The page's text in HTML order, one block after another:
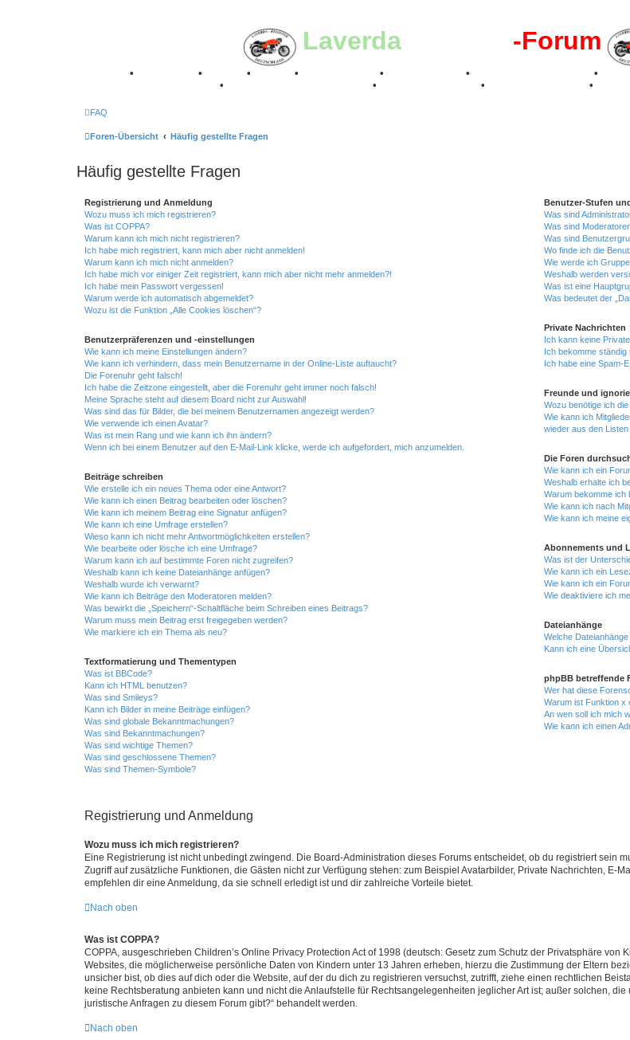
Laverda -Forum
• • • • • • •
• • • •
FAQ
Foren-Übersicht Häufig gestellte Fragen
Häufig gestellte Fragen
Registrierung und Anmeldung
Wozu muss ich mich registrieren?
Was ist COPPA?
Warum kann ich mich nicht registrieren?
Ich habe mich registriert, kann mich aber nicht anmelden!
Warum kann ich mich nicht anmelden?
Ich habe mich vor einiger Zeit registriert, kann mich aber nicht mehr anmelden?!
Ich habe mein Passwort vergessen!
Warum werde ich automatisch abgemeldet?
Wozu ist die Funktion „Alle Cookies löschen“?
Benutzerpräferenzen und -einstellungen
Wie kann ich meine Einstellungen ändern?
Wie kann ich verhindern, dass mein Benutzername in der Online-Liste auftaucht?
Die Forenuhr geht falsch!
Ich habe die Zeitzone eingestellt, aber die Forenuhr geht immer noch falsch!
Meine Sprache steht auf diesem Board nicht zur Auswahl!
Was sind das für Bilder, die bei meinem Benutzernamen angezeigt werden?
Wie verwende ich einen Avatar?
Was ist mein Rang und wie kann ich ihn ändern?
Wenn ich bei einem Benutzer auf den E-Mail-Link klicke, werde ich aufgefordert, mich anzumelden.
Beiträge schreiben
Wie erstelle ich ein neues Thema oder eine Antwort?
Wie kann ich einen Beitrag bearbeiten oder löschen?
Wie kann ich meinem Beitrag eine Signatur anfügen?
Wie kann ich eine Umfrage erstellen?
Wieso kann ich nicht mehr Antwortmöglichkeiten erstellen?
Wie bearbeite oder lösche ich eine Umfrage?
Warum kann ich auf bestimmte Foren nicht zugreifen?
Weshalb kann ich keine Dateianhänge anfügen?
Weshalb wurde ich verwarnt?
Wie kann ich Beiträge den Moderatoren melden?
Was bewirkt die „Speichern“-Schaltfläche beim Schreiben eines Beitrags?
Warum muss mein Beitrag erst freigegeben werden?
Wie markiere ich ein Thema als neu?
Textformatierung und Thementypen
Was ist BBCode?
Kann ich HTML benutzen?
Was sind Smileys?
Kann ich Bilder in meine Beiträge einfügen?
Was sind globale Bekanntmachungen?
Was sind Bekanntmachungen?
Was sind wichtige Themen?
Was sind geschlossene Themen?
Was sind Themen-Symbole?
Benutzer-Stufen
Was sind
Was sind
Was sind
Wo finde ich die
Wie werde ich
Weshalb werden
Was ist eine
Was bedeutet der
Private Nachrichten
Ich kann keine
Ich bekomme
Ich habe eine Spam-
Freunde und
Wozu benötige ich
Wie kann ich
wieder aus den
Die Foren
Wie kann ich ein
Weshalb erhalte ich
Warum bekomme ich
Wie kann ich nach
Wie kann ich meine
Abonnements und
Was ist der
Wie kann ich ein
Wie kann ich ein
Wie deaktiviere ich
Dateianhänge
Welche
Kann ich eine
phpBB betreffende
Wer hat diese
Warum ist Funktion x
An wen soll ich mich
Wie kann ich einen
Registrierung und Anmeldung
Wozu muss ich mich registrieren?
Eine Registrierung ist nicht unbedingt zwingend. Die Board-Administration dieses Forums entscheidet, ob du registriert sein
Zugriff auf zusätzliche Funktionen, die Gästen nicht zur Verfügung stehen: zum Beispiel Avatarbilder, Private Nachrichten, E-
empfehlen dir eine Anmeldung, da sie schnell erledigt ist und dir zahlreiche Vorteile bietet.
Nach oben
Was ist COPPA?
COPPA, ausgeschrieben Children’s Online Privacy Protection Act of 1998 (deutsch: Gesetz zum Schutz der Privatsphäre
Websites, die möglicherweise persönliche Daten von Kindern unter 13 Jahren erheben, hierzu die Zustimmung der Eltern
unsicher bist, ob dies auf dich oder die Website, auf der du dich zu registrieren versuchst, zutrifft, ziehe einen rechtlichen
keine Rechtsberatung anbieten kann und nicht die Anlaufstelle für Rechtsangelegenheiten jeglicher Art ist; außer solchen,
juristische Anfragen zu diesem Forum gibt?“ behandelt werden.
Nach oben